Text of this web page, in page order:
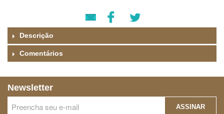
Descrição
Comentários
Newsletter
ASSINAR